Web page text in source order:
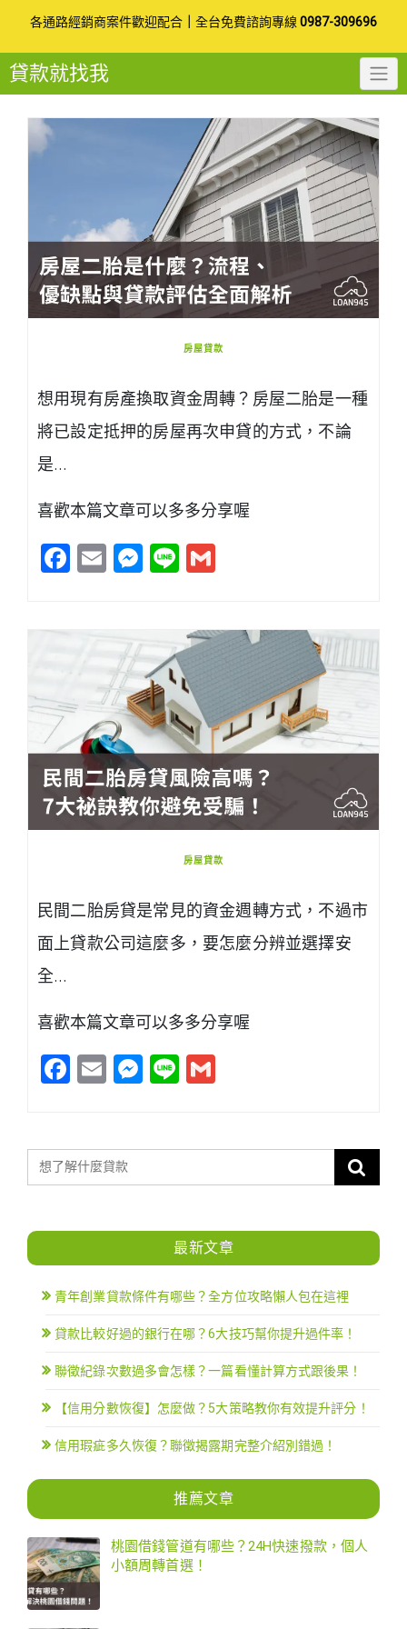
to
content
各通路經銷商案件歡迎配合 全台免費諮詢專線 0987-309696
貸款就找我
房屋貸款
想用現有房產換取資金周轉？房屋二胎是一種
將已設定抵押的房屋再次申貸的方式，不論
是…
喜歡本篇文章可以多多分享喔
Facebook
EmailMessenger
Line
房屋貸款
民間二胎房貸是常見的資金週轉方式，不過市
面上貸款公司這麼多，要怎麼分辨並選擇安
全…
喜歡本篇文章可以多多分享喔
Facebook
EmailMessenger
Line
最新文章
青年創業貸款條件有哪些？全方位攻略懶人包在這裡
貸款比較好過的銀行在哪？6大技巧幫你提升過件率！
聯徵紀錄次數過多會怎樣？一篇看懂計算方式跟後果！
【信用分數恢復】怎麼做？5大策略教你有效提升評分！
信用瑕疵多久恢復？聯徵揭露期完整介紹別錯過！
推薦文章
桃園借錢管道有哪些？24H快速撥款，個人
小額周轉首選！